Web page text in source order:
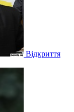
Відкриття